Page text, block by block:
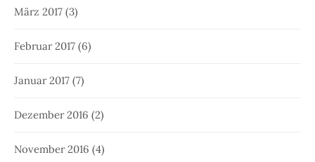
März 2017 (3)
Februar 2017 (6)
Januar 2017 (7)
Dezember 2016 (2)
November 2016 (4)